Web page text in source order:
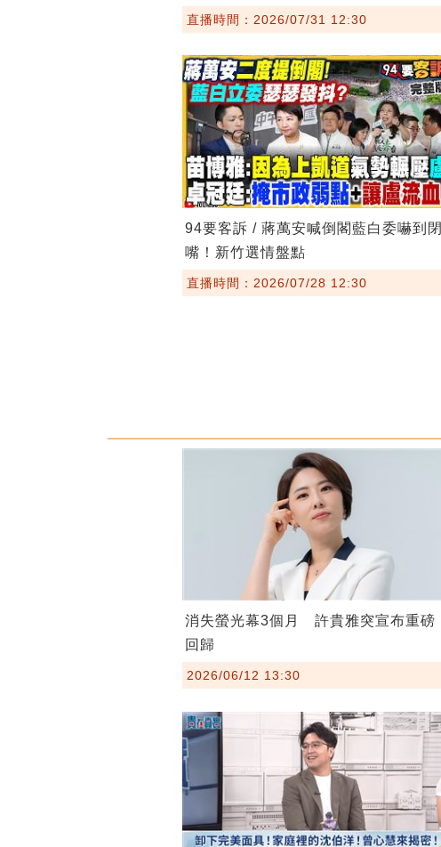
直播時間：2026/07/31 12:30
94要客訴 / 蔣萬安喊倒閣藍白委嚇到閉
嘴！新竹選情盤點
直播時間：2026/07/28 12:30
消失螢光幕3個月 許貴雅突宣布重磅
回歸
2026/06/12 13:30